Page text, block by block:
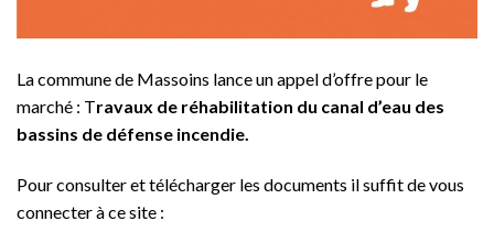
La commune de Massoins lance un appel d’offre pour le
marché : Travaux de réhabilitation du canal d’eau des
bassins de défense incendie.
Pour consulter et télécharger les documents il suffit de vous
connecter à ce site :